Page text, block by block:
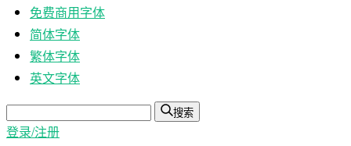
免费商用字体
简体字体
繁体字体
英文字体
搜索
登录/注册